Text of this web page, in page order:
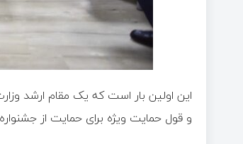
این اولین بار است که یک مقام ارشد
و قول حمایت ویژه برای حمایت از